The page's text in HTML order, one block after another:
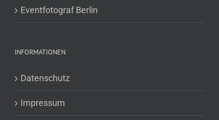
Eventfotograf Berlin
INFORMATIONEN
Datenschutz
Impressum